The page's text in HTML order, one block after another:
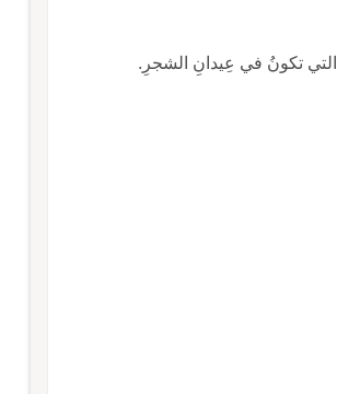
التي تكونُ في عِيدانِ الشجرِ.